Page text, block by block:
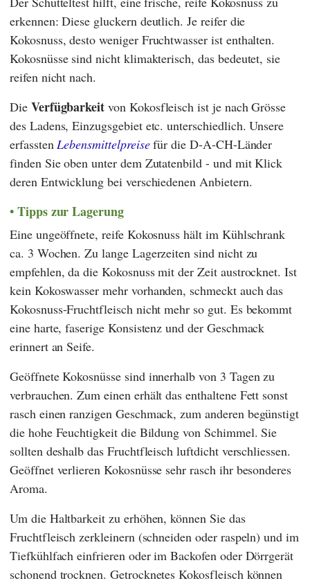
erkennen: Diese gluckern deutlich. Je reifer die
Kokosnuss, desto weniger Fruchtwasser ist enthalten.
Kokosnüsse sind nicht klimakterisch, das bedeutet, sie
reifen nicht nach.
Die Verfügbarkeitvon Kokosfleisch ist je nach Grösse
des Ladens, Einzugsgebiet etc. unterschiedlich. Unsere
erfasstenLebensmittelpreisefür die D-A-CH-Länder
finden Sie oben unter dem Zutatenbild - und mit Klick
deren Entwicklung bei verschiedenen Anbietern.
Tipps zur Lagerung
Eine ungeöffnete, reife Kokosnuss hält im Kühlschrank
ca. 3 Wochen. Zu lange Lagerzeiten sind nicht zu
empfehlen, da die Kokosnuss mit der Zeit austrocknet. Ist
kein Kokoswasser mehr vorhanden, schmeckt auch das
Kokosnuss-Fruchtfleisch nicht mehr so gut. Es bekommt
eine harte, faserige Konsistenz und der Geschmack
erinnert an Seife.
Geöffnete Kokosnüsse sind innerhalb von 3 Tagen zu
verbrauchen. Zum einen erhält das enthaltene Fett sonst
rasch einen ranzigen Geschmack, zum anderen begünstigt
die hohe Feuchtigkeit die Bildung von Schimmel. Sie
sollten deshalb das Fruchtfleisch luftdicht verschliessen.
Geöffnet verlieren Kokosnüsse sehr rasch ihr besonderes
Aroma.
Um die Haltbarkeit zu erhöhen, können Sie das
Fruchtfleisch zerkleinern (schneiden oder raspeln) und im
Tiefkühlfach einfrieren oder im Backofen oder Dörrgerät
schonend trocknen. Getrocknetes Kokosfleisch können